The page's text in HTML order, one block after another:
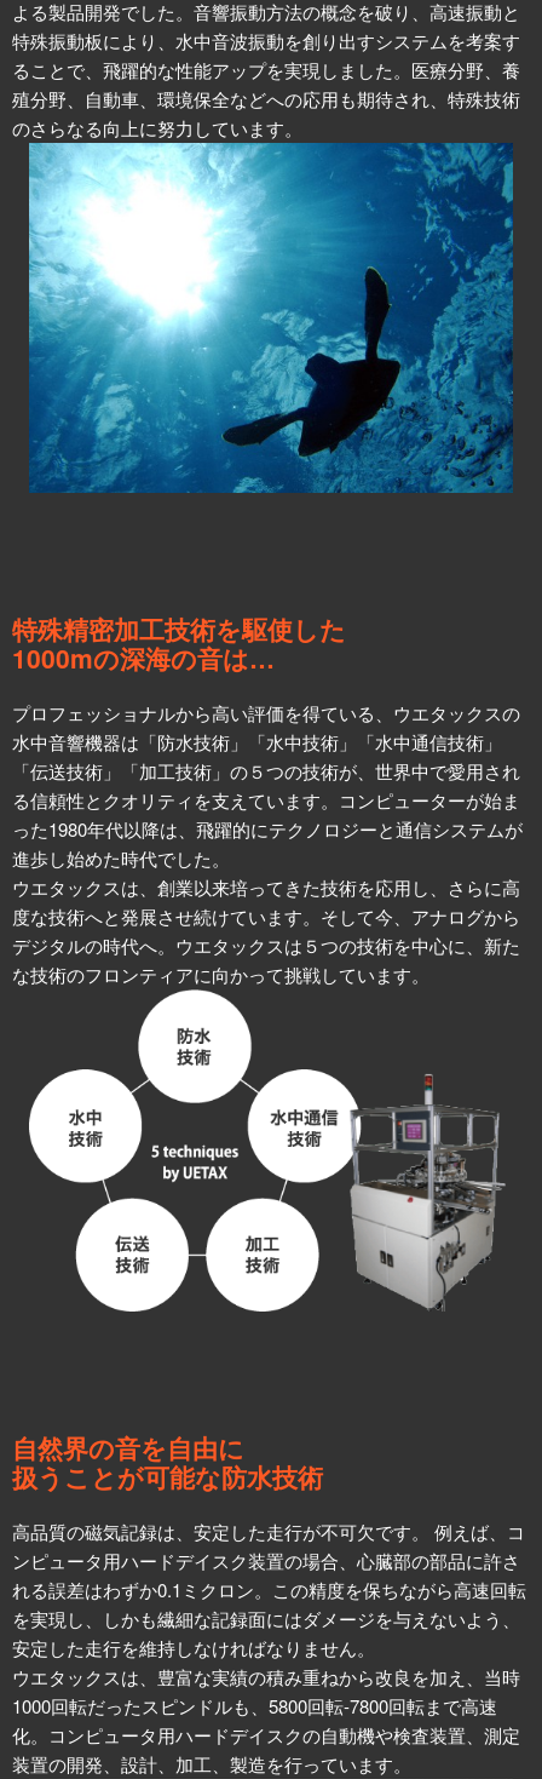
よる製品開発でした。音響振動方法の概念を破り、高速振動と
特殊振動板により、水中音波振動を創り出すシステムを考案す
ることで、飛躍的な性能アップを実現しました。医療分野、養
殖分野、自動車、環境保全などへの応用も期待され、特殊技術
のさらなる向上に努力しています。
特殊精密加工技術を駆使した
1000mの深海の音は…
プロフェッショナルから高い評価を得ている、ウエタックスの
水中音響機器は「防水技術」「水中技術」「水中通信技術」
「伝送技術」「加工技術」の５つの技術が、世界中で愛用され
る信頼性とクオリティを支えています。コンピューターが始ま
った1980年代以降は、飛躍的にテクノロジーと通信システムが
進歩し始めた時代でした。
ウエタックスは、創業以来培ってきた技術を応用し、さらに高
度な技術へと発展させ続けています。そして今、アナログから
デジタルの時代へ。ウエタックスは５つの技術を中心に、新た
な技術のフロンティアに向かって挑戦しています。
自然界の音を自由に
扱うことが可能な防水技術
高品質の磁気記録は、安定した走行が不可欠です。 例えば、コ
ンピュータ用ハードデイスク装置の場合、心臓部の部品に許さ
れる誤差はわずか0.1ミクロン。この精度を保ちながら高速回転
を実現し、しかも繊細な記録面にはダメージを与えないよう、
安定した走行を維持しなければなりません。
ウエタックスは、豊富な実績の積み重ねから改良を加え、当時
1000回転だったスピンドルも、5800回転-7800回転まで高速
化。コンピュータ用ハードデイスクの自動機や検査装置、測定
装置の開発、設計、加工、製造を行っています。